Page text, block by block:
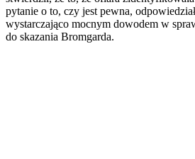
pytanie o to, czy jest pewna,
wystarczająco mocnym dowodem w
do skazania Bromgarda.